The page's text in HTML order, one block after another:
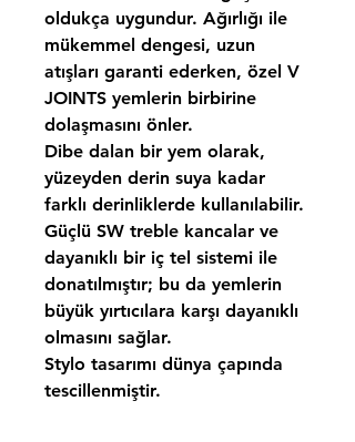
oldukça uygundur. Ağırlığı ile
mükemmel dengesi, uzun
atışları garanti ederken, özel V
JOINTS yemlerin birbirine
dolaşmasını önler.
Dibe dalan bir yem olarak,
yüzeyden derin suya kadar
farklı derinliklerde kullanılabilir.
Güçlü SW treble kancalar ve
dayanıklı bir iç tel sistemi ile
donatılmıştır; bu da yemlerin
büyük yırtıcılara karşı dayanıklı
olmasını sağlar.
Stylo tasarımı dünya çapında
tescillenmiştir.